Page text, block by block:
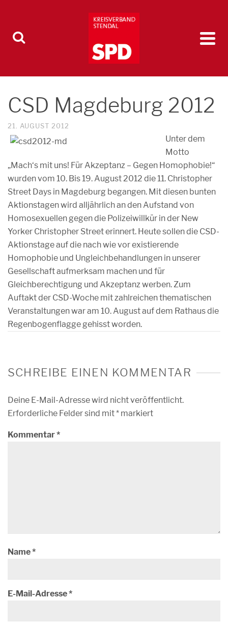
CSD Magdeburg 2012
21. AUGUST 2012
Unter dem
Motto
„Mach‘s mit uns! Für Akzeptanz – Gegen Homophobie!“
wurden vom 10. Bis 19. August 2012 die 11. Christopher
Street Days in Magdeburg begangen. Mit diesen bunten
Aktionstagen wird alljährlich an den Aufstand von
Homosexuellen gegen die Polizeiwillkür in der New
Yorker Christopher Street erinnert. Heute sollen die CSD-
Aktionstage auf die nach wie vor existierende
Homophobie und Ungleichbehandlungen in unserer
Gesellschaft aufmerksam machen und für
Gleichberechtigung und Akzeptanz werben. Zum
Auftakt der CSD-Woche mit zahlreichen thematischen
Veranstaltungen war am 10. August auf dem Rathaus die
Regenbogenflagge gehisst worden.
SCHREIBE EINEN KOMMENTAR
Deine E-Mail-Adresse wird nicht veröffentlicht.
Erforderliche Felder sind mit* markiert
Kommentar*
Name*
E-Mail-Adresse*